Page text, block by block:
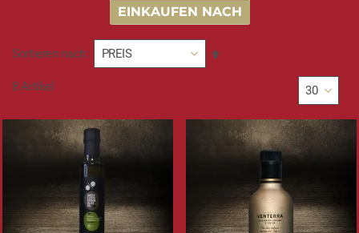
EINKAUFEN NACH
Sortieren nach
In
8Artikel